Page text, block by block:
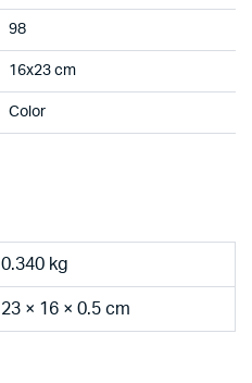
98
16x23 cm
Color
0.340 kg
23 × 16 × 0.5 cm